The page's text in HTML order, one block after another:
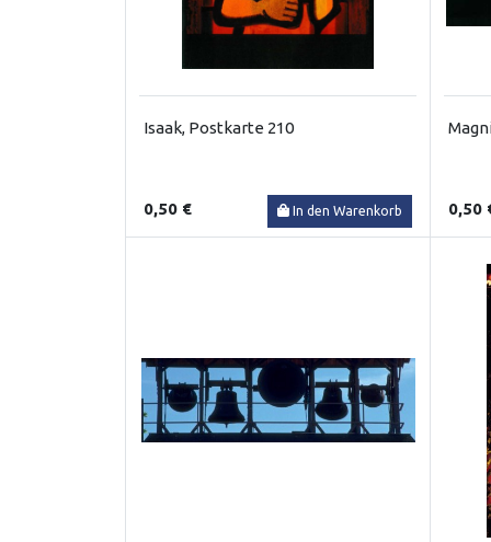
Isaak, Postkarte 210
0,50 € In den Warenkorb 0,50